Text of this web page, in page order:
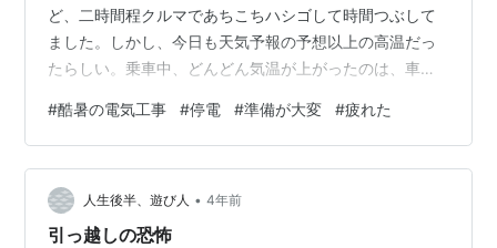
ど、二時間程クルマであちこちハシゴして時間つぶして
ました。しかし、今日も天気予報の予想以上の高温だっ
たらしい。乗車中、どんどん気温が上がったのは、車の
かったせいでした。 たった二時間とは言う物の、家の中
の機器が故障しても困るので、エアコンやHDDレコーダ
ー、テレビ、パソコン等、ほとんどコンセントを抜いて
出かけました。 後、一番心配だったのは冷蔵庫の中
身・・・。この暑い時期に停電はキツイわ、本当に。 な
#酷暑の電気工事 #停電 #準備が大変 #疲れた
人生後半、遊び人 • 4年前
引っ越しの恐怖